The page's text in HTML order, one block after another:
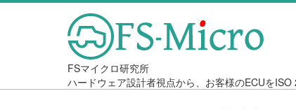
FSマイクロ研究所
ハードウェア設計者視点から、お客様のECUを